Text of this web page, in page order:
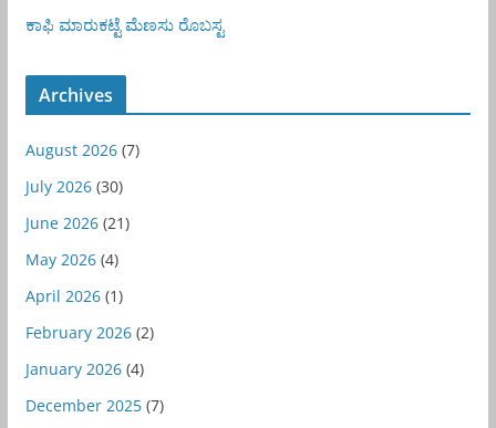
ಕಾಫಿ ಮಾರುಕಟ್ಟೆ ಮೆಣಸು ರೊಬಸ್ಟ
Archives
August 2026(7)
July 2026(30)
June 2026(21)
May 2026(4)
April 2026(1)
February 2026(2)
January 2026(4)
December 2025(7)